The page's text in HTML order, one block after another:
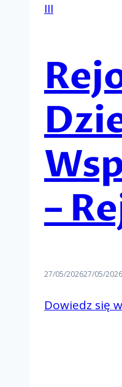
III
–
27/05/202627/05/2026
Dowiedz się